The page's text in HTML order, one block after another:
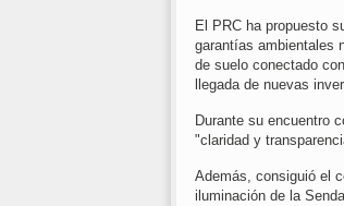
El PRC ha propuesto
garantías ambientales
de suelo conectado
llegada de nuevas
Durante su encuentro
"claridad y
Además, consiguió el
iluminación de la